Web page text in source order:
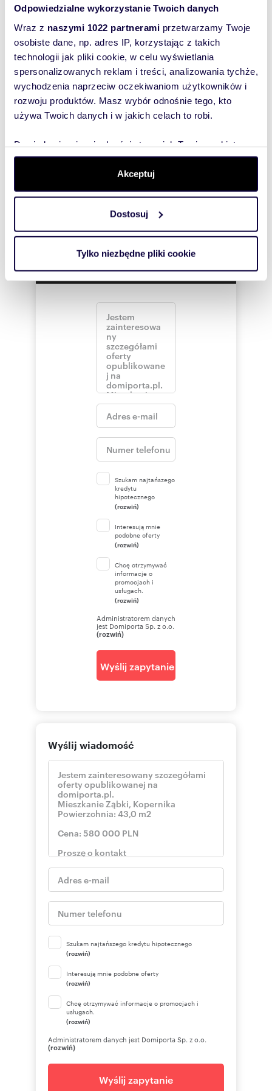
Odpowiedzialne wykorzystanie Twoich danych
Wraz z naszymi 1022 partnerami przetwarzamy Twoje
osobiste dane, np. adres IP, korzystając z takich
technologii jak pliki cookie, w celu wyświetlania
spersonalizowanych reklam i treści, analizowania tychże,
wychodzenia naprzeciw oczekiwaniom użytkowników i
rozwoju produktów. Masz wybór odnośnie tego, kto
używa Twoich danych i w jakich celach to robi.
Dowiedz się więcej odnośnie tego, jak Twoje osobiste
dane są przetwarzane oraz ustaw własne preferencje w
. W Deklaracji plików cookie możesz
zmienić lub wycofać swoją zgodę w dowolnej chwili.
Wykorzystujemy pliki cookie do spersonalizowania treści
i reklam, aby oferować funkcje społecznościowe i
korzystasz z naszej witryny, udostępniamy partnerom
otrzymanymi od Ciebie lub uzyskanymi podczas
korzystania z ich usług.
Akceptuj
Dostosuj
Tylko niezbędne pliki cookie
uzgodnienia;
Kontakt: "Metropolis" Nieruchomości
Arkadiusz Sitkiewicz - licencja 2993
tel.
601
pokaż telefon
e-mail:
biuro@m
skontaktuj się
Nasza firma posiada ponad 25-letnie
doświadczenie na rynku nieruchomości.
Gwarantujemy sprawne i bezpieczne
przeprowadzenie transakcji, pełną obsługę
prawno-organizacyjną oraz atrakcyjne warunki
mieszkanie Ząbki, Orla
Wyślij
wiadomość
To najlepszy
sposób, aby
właściciel
oferty
szybko się z
Tobą
skontaktował!
Szukam najtańszego
kredytu
hipotecznego
(rozwiń)
Interesują mnie
podobne oferty
(rozwiń)
Chcę otrzymywać
informacje o
promocjach i
usługach.
(rozwiń)
Administratorem danych
jest Domiporta Sp. z o.o.
(rozwiń)
Wyślij zapytanie
Wyślij wiadomość
Szukam najtańszego kredytu hipotecznego
(rozwiń)
Interesują mnie podobne oferty
(rozwiń)
Chcę otrzymywać informacje o promocjach i
usługach.
(rozwiń)
Administratorem danych jest Domiporta Sp. z o.o.
(rozwiń)
Wyślij zapytanie